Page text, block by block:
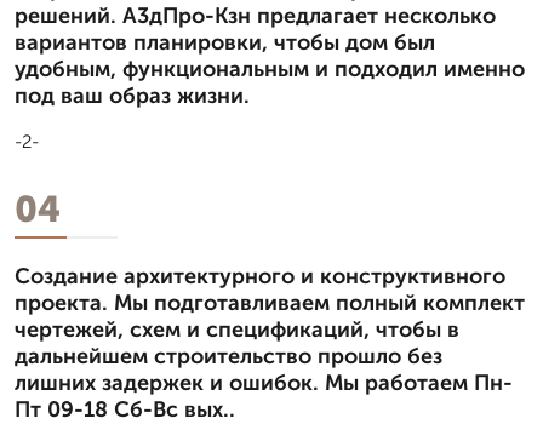
решений. А3дПро-Кзн предлагает несколько
вариантов планировки, чтобы дом был
удобным, функциональным и подходил именно
под ваш образ жизни.
-2-
04
Создание архитектурного и конструктивного
проекта. Мы подготавливаем полный комплект
чертежей, схем и спецификаций, чтобы в
дальнейшем строительство прошло без
лишних задержек и ошибок. Мы работаем Пн-
Пт 09-18 Сб-Вс вых..